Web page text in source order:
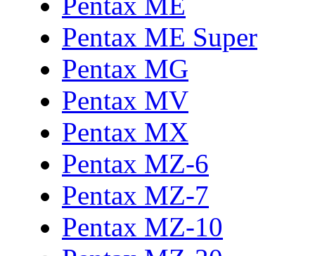
Pentax ME Super
Pentax MG
Pentax MV
Pentax MX
Pentax MZ-6
Pentax MZ-7
Pentax MZ-10